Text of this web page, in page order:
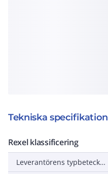
Tekniska
Rexel klassificering
Leverantörens typbeteckning